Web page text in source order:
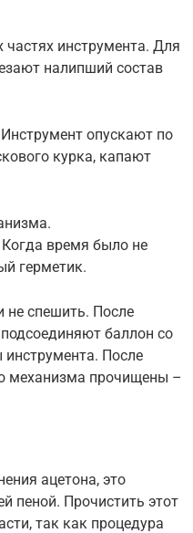
инструмента. Для
налипший состав
опускают по
курка, капают
время было не
герметик.
не спешить. После
баллон со
После
механизма прочищены –
ацетона, это
пеной. Прочистить этот
так как процедура